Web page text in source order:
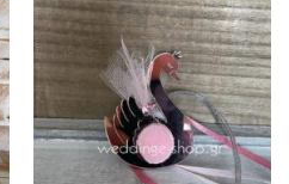
Πρόσθήκη
στην λίστα
επιθυμιών